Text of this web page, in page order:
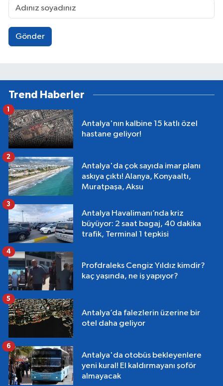
Gönder
Trend Haberler
Antalya'nın kalbine 15 katlı özel
hastane geliyor!
1
Antalya'da çok sayıda imar planı
askıya çıktı! Alanya, Konyaaltı,
Muratpaşa, Aksu
2
Antalya Havalimanı’nda kriz
büyüyor: 2 saat bagaj, 40 dakika
trafik, Terminal 1 tepkisi
3
Profdraleks Cengiz Yıldız kimdir?
kaç yaşında, ne iş yapıyor?
4
Antalya’da falezlerin üzerine bir
otel daha geliyor
5
Antalya'da otobüs bekleyenlere
yeni kural! El kaldırmayanı şoför
almayacak
6